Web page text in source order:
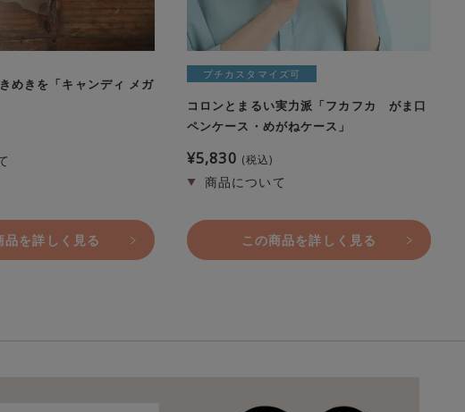
めきを「キャンディ メガ
品を詳しく見る
プチカスタマイズ可
コロンとまるい実力派「フカフカ がま口
ペンケース・めがねケース」
¥5,830 税込
この商品を詳しく見る